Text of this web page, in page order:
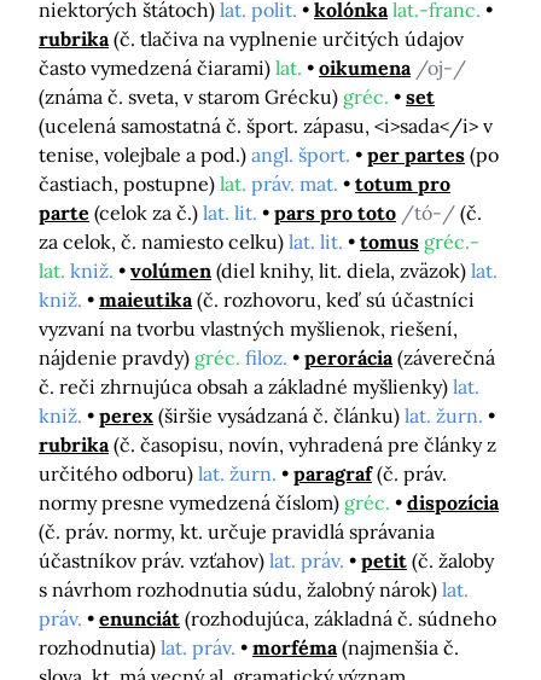
niektorých štátoch) lat. polit. kolónka lat.-franc.
rubrika (č. tlačiva na vyplnenie určitých údajov
často vymedzená čiarami) lat. oikumena /oj-/
(známa č. sveta, v starom Grécku) gréc.
set
(ucelená samostatná č. šport. zápasu, <i>sada</i> v
tenise, volejbale a pod.) angl. šport. per partes (po
častiach, postupne) lat. práv. mat.
totum pro
parte (celok za č.) lat. lit. pars pro toto /tó-/ (č.
za celok, č. namiesto celku) lat. lit. tomus gréc.-
lat. kniž. volúmen (diel knihy, lit. diela, zväzok) lat.
kniž.
maieutika (č. rozhovoru, keď sú účastníci
vyzvaní na tvorbu vlastných myšlienok, riešení,
nájdenie pravdy) gréc. filoz. perorácia (záverečná
č. reči zhrnujúca obsah a základné myšlienky) lat.
kniž.
perex (širšie vysádzaná č. článku) lat. žurn.
rubrika (č. časopisu, novín, vyhradená pre články z
určitého odboru) lat. žurn. paragraf (č. práv.
normy presne vymedzená číslom) gréc.
dispozícia
(č. práv. normy, kt. určuje pravidlá správania
účastníkov práv. vzťahov) lat. práv. petit (č. žaloby
s návrhom rozhodnutia súdu, žalobný nárok) lat.
práv.
enunciát (rozhodujúca, základná č. súdneho
rozhodnutia) lat. práv. morféma (najmenšia č.